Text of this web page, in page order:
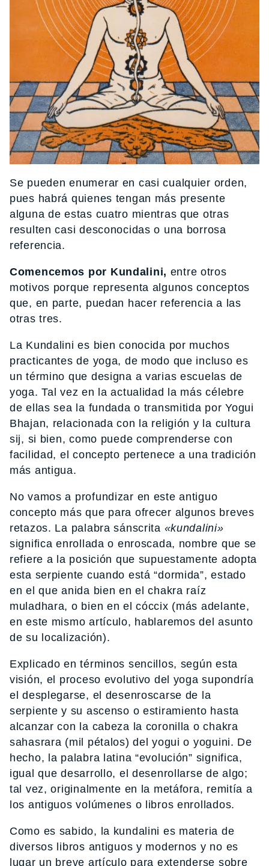
Se pueden enumerar en casi cualquier orden,
pues habrá quienes tengan más presente
alguna de estas cuatro mientras que otras
resulten casi desconocidas o una borrosa
referencia.
Comencemos por Kundalini, entre otros
motivos porque representa algunos conceptos
que, en parte, puedan hacer referencia a las
otras tres.
La Kundalini es bien conocida por muchos
practicantes de yoga, de modo que incluso es
un término que designa a varias escuelas de
yoga. Tal vez en la actualidad la más célebre
de ellas sea la fundada o transmitida por Yogui
Bhajan, relacionada con la religión y la cultura
sij, si bien, como puede comprenderse con
facilidad, el concepto pertenece a una tradición
más antigua.
No vamos a profundizar en este antiguo
concepto más que para ofrecer algunos breves
retazos. La palabra sánscrita «kundalini»
significa enrollada o enroscada, nombre que se
refiere a la posición que supuestamente adopta
esta serpiente cuando está “dormida”, estado
en el que anida bien en el chakra raíz
muladhara, o bien en el cóccix (más adelante,
en este mismo artículo, hablaremos del asunto
de su localización).
Explicado en términos sencillos, según esta
visión, el proceso evolutivo del yoga supondría
el desplegarse, el desenroscarse de la
serpiente y su ascenso o estiramiento hasta
alcanzar con la cabeza la coronilla o chakra
sahasrara (mil pétalos) del yogui o yoguini. De
hecho, la palabra latina “evolución” significa,
igual que desarrollo, el desenrollarse de algo;
tal vez, originalmente en la metáfora, remitía a
los antiguos volúmenes o libros enrollados.
Como es sabido, la kundalini es materia de
diversos libros antiguos y modernos y no es
lugar un breve artículo para extenderse sobre